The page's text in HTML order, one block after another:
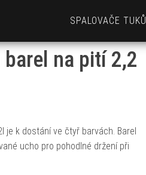
SPALOVAČE TUKŮ
na pití 2,2
je k dostání ve čtyř barvách. Barel
ucho pro pohodlné držení při